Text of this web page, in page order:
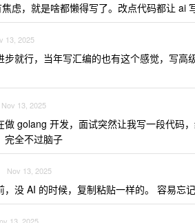
虑，就是啥都懒得写了。改点代码都让 ai
13, 2025
步就行，当年写汇编的也有这个感觉，写
Nov 13, 2025
做 golang 开发，面试突然让我写一段代码
完全不过脑子
Nov 13, 2025
没 AI 的时候，复制粘贴一样的。 容易忘记